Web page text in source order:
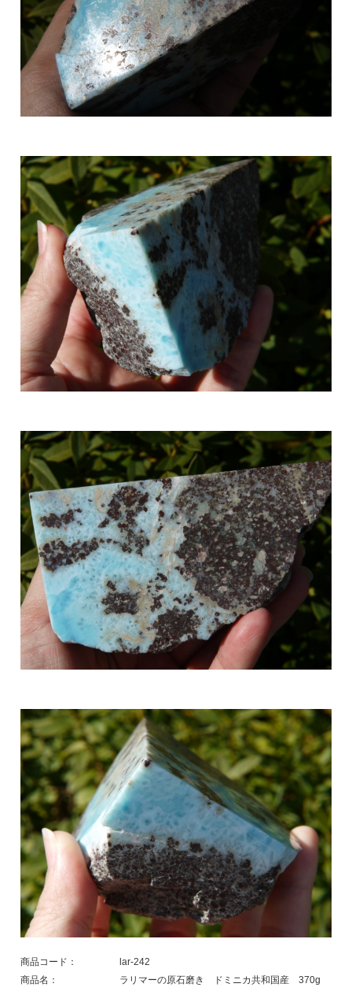
商品コード：
lar-242
商品名：
ラリマーの原石磨き ドミニカ共和国産 370g